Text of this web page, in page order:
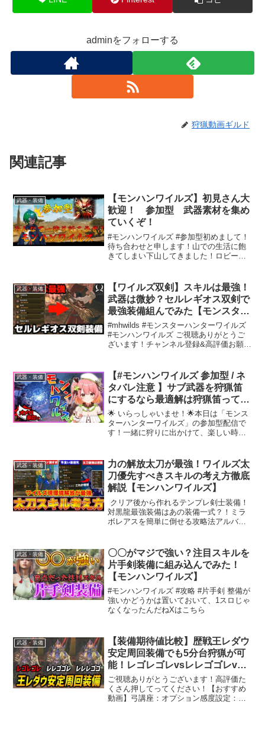
adminをフォローする
狩猟動画ギルド
関連記事
武器・装備
【モンハンワイルズ】初見さん大
歓迎！ 参加型 武器素材を集め
ていくぞ！
#モンハンワイルズ #参加型初めまして！
待ち合わせと申します！山での生活に飽
きてしまい下山してきました！ロビー
しくゲームをしたくて配信を始めた社会
人です！パソ...
武器・装備
【ワイルズ双剣】スキルは最強！
武器は微妙？セルレギオス双剣で
最強装備組んでみた【モンスター
ハンターワイルズ】
#mhwilds #モンスターハンターワイルズ
#モンハンワイルズ ご視聴ありがとうご
ざいます！チャンネル登録&高評価お願い
武器・装備
【#モンハンワイルズ 参加型 / ネ
タバレ注意 】サブ武器を狩猟笛
にするなら最適解は狩猟笛っての
がよくわかった！【 南京めめ /
#Vtuber 】
🌟 いらっしゃいませ！🌟本日は「モンス
ターハンターワイルズ」の参加型配信で
す！一緒に狩りに出かけて、楽しい時間
ライベートルーム（ロビーIDは 配信中に
固定コメント...
武器・装備
力の解放太刀が最強！ワイルズ太
刀優先すべきスキルの考え方徹底
解説【モンハンワイルズ】
⁠ クリア後から作れるテンプレ剣士装備！
対黒龍最強装備はあの装備一式？！ミラ
ボレアスを簡単に倒せる攻略法アルバト
大体地雷#ワイルズ#太刀#モンハンワイル
ズ#モンハン #...
武器・装備
〇〇がマジで強い？注目スキルを
片手剣装備に組み込んでみた！
【モンハンワイルズ】
#モンハンワイルズ #攻略 #片手剣 整備が
強いかどうかは置いておいて、1スロじゃ
なくなったんだねXはこちら
武器・装備
【装備期待値比較】歴戦王レダウ
安定周回装備でも5分台狩猟が可
能！レゴレゴレvsレレゴゴレvs
レレレゴゴのメリット・デメリッ
トを解説！【モンハンワイル
ズ/MHWilds/弓/Bow】
ご視聴ありがとうございます！高評価た
くさん押してってください！【おすすめ
動画】弓講座：オプション感度設定：奇